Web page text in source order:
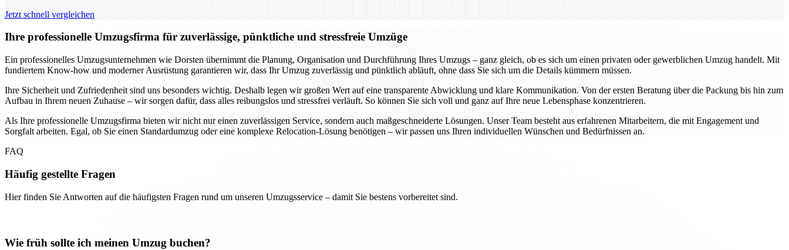
Jetzt schnell vergleichen
Ihre professionelle Umzugsfirma für zuverlässige, pünktliche und stressfreie Umzüge
Ein professionelles Umzugsunternehmen wie Dorsten übernimmt die Planung, Organisation und Durchführung Ihres Umzugs – ganz gleich, ob es sich um einen privaten oder gewerblichen Umzug handelt. Mit
fundiertem Know-how und moderner Ausrüstung garantieren wir, dass Ihr Umzug zuverlässig und pünktlich abläuft, ohne dass Sie sich um die Details kümmern müssen.
Ihre Sicherheit und Zufriedenheit sind uns besonders wichtig. Deshalb legen wir großen Wert auf eine transparente Abwicklung und klare Kommunikation. Von der ersten Beratung über die Packung bis hin zum
Aufbau in Ihrem neuen Zuhause – wir sorgen dafür, dass alles reibungslos und stressfrei verläuft. So können Sie sich voll und ganz auf Ihre neue Lebensphase konzentrieren.
Als Ihre professionelle Umzugsfirma bieten wir nicht nur einen zuverlässigen Service, sondern auch maßgeschneiderte Lösungen. Unser Team besteht aus erfahrenen Mitarbeitern, die mit Engagement und
Sorgfalt arbeiten. Egal, ob Sie einen Standardumzug oder eine komplexe Relocation-Lösung benötigen – wir passen uns Ihren individuellen Wünschen und Bedürfnissen an.
FAQ
Häufig gestellte Fragen
Hier finden Sie Antworten auf die häufigsten Fragen rund um unseren Umzugsservice – damit Sie bestens vorbereitet sind.
Wie früh sollte ich meinen Umzug buchen?